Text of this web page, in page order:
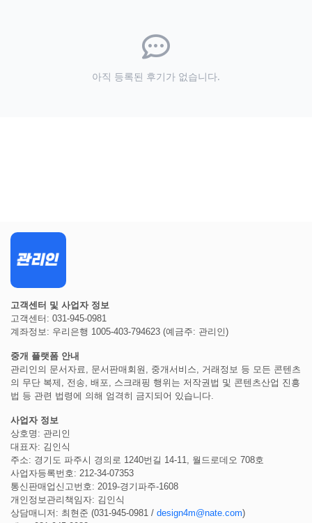
아직 등록된 후기가 없습니다.
고객센터 및 사업자 정보
고객센터: 031-945-0981
계좌정보: 우리은행 1005-403-794623 (예금주: 관리인)
중개 플랫폼 안내
관리인의 문서자료, 문서판매회원, 중개서비스, 거래정보 등 모든 콘텐츠
의 무단 복제, 전송, 배포, 스크래핑 행위는 저작권법 및 콘텐츠산업 진흥
법 등 관련 법령에 의해 엄격히 금지되어 있습니다.
사업자 정보
상호명: 관리인
대표자: 김인식
주소: 경기도 파주시 경의로 1240번길 14-11, 월드로데오 708호
사업자등록번호: 212-34-07353
통신판매업신고번호: 2019-경기파주-1608
개인정보관리책임자: 김인식
상담매니저: 최현준 (031-945-0981 / design4m@nate.com)